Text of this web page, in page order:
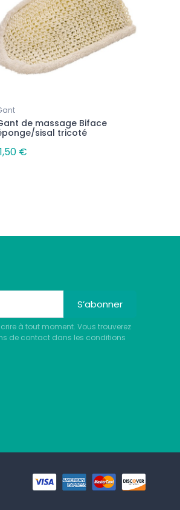
de massage Biface
sisal tricoté
€
S’abonner
à tout moment. Vous trouverez
de contact dans les conditions